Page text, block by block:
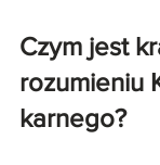
Czym jest
rozumieniu
karnego?